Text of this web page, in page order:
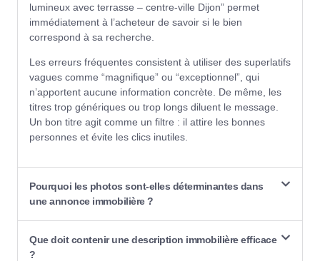
lumineux avec terrasse – centre-ville Dijon” permet
immédiatement à l’acheteur de savoir si le bien
correspond à sa recherche.
Les erreurs fréquentes consistent à utiliser des superlatifs
vagues comme “magnifique” ou “exceptionnel”, qui
n’apportent aucune information concrète. De même, les
titres trop génériques ou trop longs diluent le message.
Un bon titre agit comme un filtre : il attire les bonnes
personnes et évite les clics inutiles.
Pourquoi les photos sont-elles déterminantes dans
une annonce immobilière ?
Que doit contenir une description immobilière efficace
?